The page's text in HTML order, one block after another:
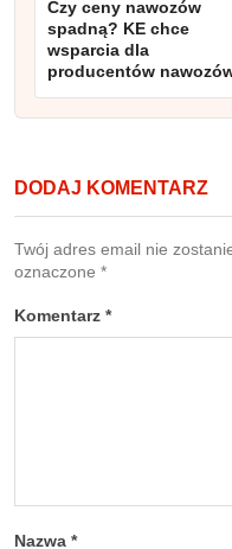
Czy ceny nawozów
spadną? KE chce
wsparcia dla
producentów
DODAJ KOMENTARZ
Twój adres email nie
oznaczone *
Komentarz *
Nazwa *